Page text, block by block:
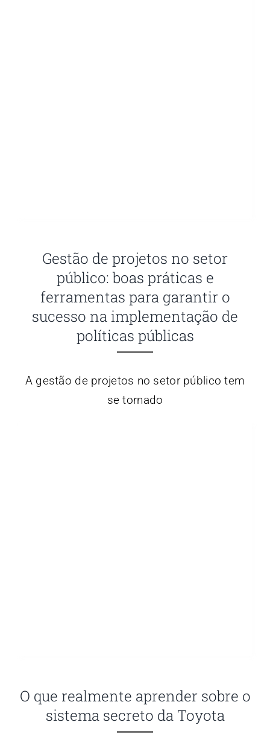
Gestão de projetos no setor
público: boas práticas e
ferramentas para garantir o
sucesso na implementação de
políticas públicas
A gestão de projetos no setor público tem
se tornado
O que realmente aprender sobre o
sistema secreto da Toyota